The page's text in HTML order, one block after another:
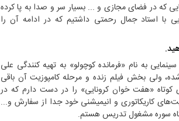
که در فضای مجازی و ... بسیار سر و صدا به پا کرده
استاد جمال رحمتی داشتیم که در ادامه آن را
به نام «فرمانده کوچولو» به تهیه کنندگی علی
ولی بخش فیلم زنده و مرحله کامپوزیت آن باقی
«هفت خوان کرونایی» را در دست دارم که در
کاریکاتوری و انیمیشنی خود جدا از سفارش و...